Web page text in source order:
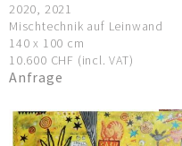
2020, 2021
Mischtechnik auf Leinwand
140 x 100 cm
10.600 CHF (incl. VAT)
Anfrage